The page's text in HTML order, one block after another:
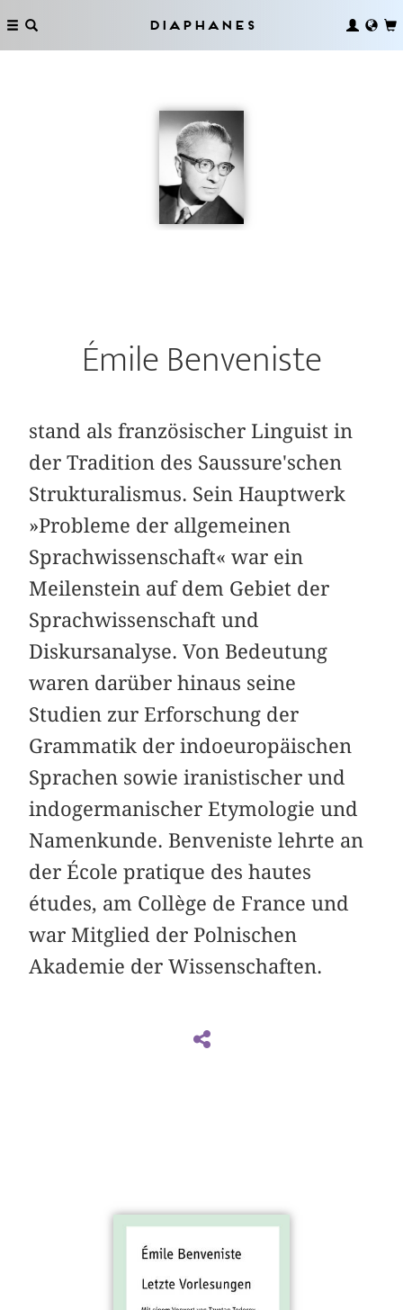
Diaphanes
Émile Benveniste
stand als französischer Linguist in
der Tradition des Saussure'schen
Strukturalismus. Sein Hauptwerk
»Probleme der allgemeinen
Sprachwissenschaft« war ein
Meilenstein auf dem Gebiet der
Sprachwissenschaft und
Diskursanalyse. Von Bedeutung
waren darüber hinaus seine
Studien zur Erforschung der
Grammatik der indoeuropäischen
Sprachen sowie iranistischer und
indogermanischer Etymologie und
Namenkunde. Benveniste lehrte an
der École pratique des hautes
études, am Collège de France und
war Mitglied der Polnischen
Akademie der Wissenschaften.